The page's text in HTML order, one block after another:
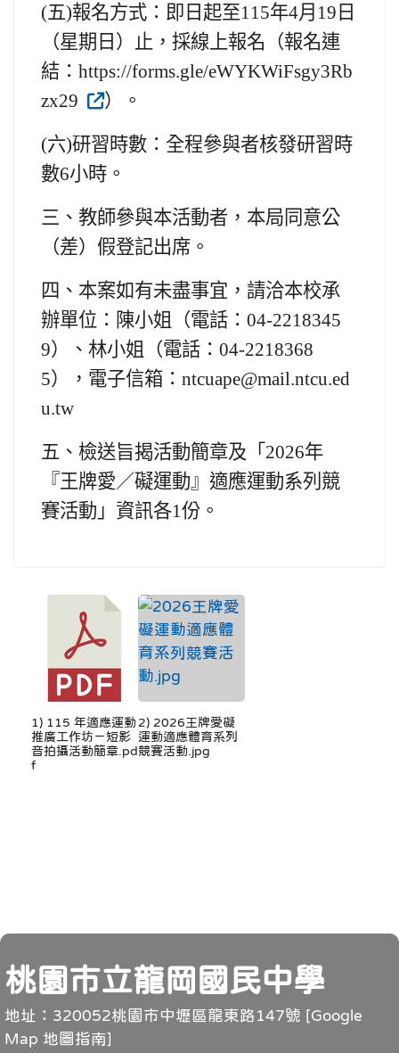
(五)報名方式：即日起至115年4月19日
（星期日）止，採線上報名（報名連
結：https://forms.gle/eWYKWiFsgy3Rb
zx29
）。
(六)研習時數：全程參與者核發研習時
數6小時。
三、 教師參與本活動者，本局同意公
（差）假登記出席。
四、 本案如有未盡事宜，請洽本校承
辦單位：陳小姐（電話：04-2218345
9）、林小姐（電話：04-2218368
5），電子信箱：ntcuape@mail.ntcu.ed
u.tw
五、 檢送旨揭活動簡章及「2026年
『王牌愛／礙運動』適應運動系列競
賽活動」資訊各1份。
1) 115 年適應運動
推廣工作坊－短影
音拍攝活動簡章.pd
f
2) 2026王牌愛礙
運動適應體育系列
競賽活動.jpg
頁尾
桃園市立龍岡國民中學
地址：320052桃園市中壢區龍東路147號 [Google
Map 地圖指南]